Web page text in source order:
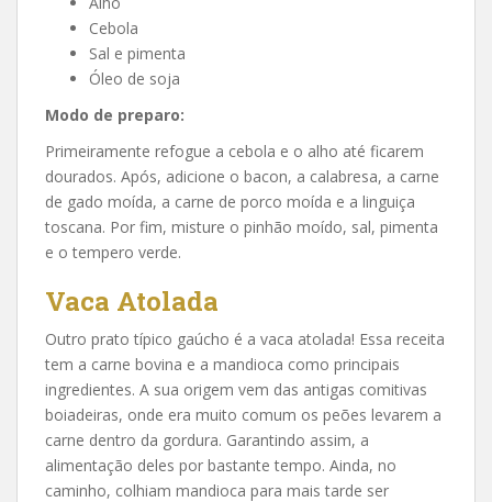
Cebola
Sal e pimenta
Óleo de soja
Modo de preparo:
Primeiramente refogue a cebola e o alho até ficarem
dourados. Após, adicione o bacon, a calabresa, a carne
de gado moída, a carne de porco moída e a linguiça
toscana. Por fim, misture o pinhão moído, sal, pimenta
e o tempero verde.
Vaca Atolada
Outro prato típico gaúcho é a vaca atolada! Essa receita
tem a carne bovina e a mandioca como principais
ingredientes. A sua origem vem das antigas comitivas
boiadeiras, onde era muito comum os peões levarem a
carne dentro da gordura. Garantindo assim, a
alimentação deles por bastante tempo. Ainda, no
caminho, colhiam mandioca para mais tarde ser